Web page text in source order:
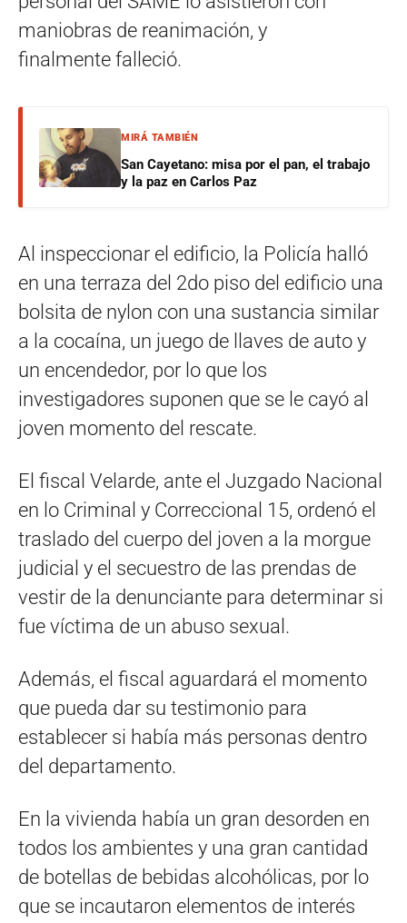
maniobras de reanimación, y
finalmente falleció.
MIRÁ TAMBIÉN
San Cayetano: misa por el pan, el trabajo
y la paz en Carlos Paz
Al inspeccionar el edificio, la Policía halló
en una terraza del 2do piso del edificio una
bolsita de nylon con una sustancia similar
a la cocaína, un juego de llaves de auto y
un encendedor, por lo que los
investigadores suponen que se le cayó al
joven momento del rescate.
El fiscal Velarde, ante el Juzgado Nacional
en lo Criminal y Correccional 15, ordenó el
traslado del cuerpo del joven a la morgue
judicial y el secuestro de las prendas de
vestir de la denunciante para determinar si
fue víctima de un abuso sexual.
Además, el fiscal aguardará el momento
que pueda dar su testimonio para
establecer si había más personas dentro
del departamento.
En la vivienda había un gran desorden en
todos los ambientes y una gran cantidad
de botellas de bebidas alcohólicas, por lo
que se incautaron elementos de interés